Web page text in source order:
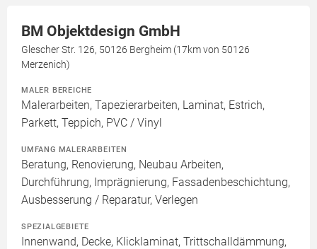
BM Objektdesign GmbH
Glescher Str. 126, 50126 Bergheim (17km von 50126
Merzenich)
MALER BEREICHE
Malerarbeiten, Tapezierarbeiten, Laminat, Estrich,
Parkett, Teppich, PVC / Vinyl
UMFANG MALERARBEITEN
Beratung, Renovierung, Neubau Arbeiten,
Durchführung, Imprägnierung, Fassadenbeschichtung,
Ausbesserung / Reparatur, Verlegen
SPEZIALGEBIETE
Innenwand, Decke, Klicklaminat, Trittschalldämmung,